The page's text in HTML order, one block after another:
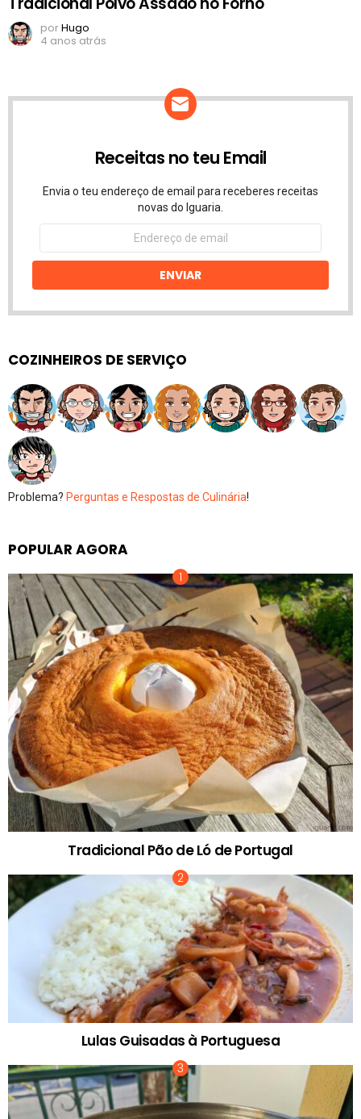
porHugo
4 anos atrás
Receitas no teu Email
Envia o teu endereço de email para receberes receitas
novas do Iguaria.
Endereço
email
ENVIAR
COZINHEIROS DE SERVIÇO
Problema? Perguntas e Respostas de Culinária!
POPULAR AGORA
Tradicional Pão de Ló de Portugal
Lulas Guisadas à Portuguesa